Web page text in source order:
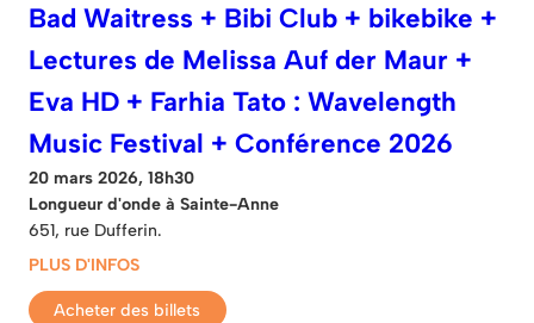
Bad Waitress + Bibi Club + bikebike +
Lectures de Melissa Auf der Maur +
Eva HD + Farhia Tato : Wavelength
Music Festival + Conférence 2026
20 mars 2026, 18h30
Longueur d'onde à Sainte-Anne
651, rue Dufferin.
PLUS D'INFOS
Acheter des billets